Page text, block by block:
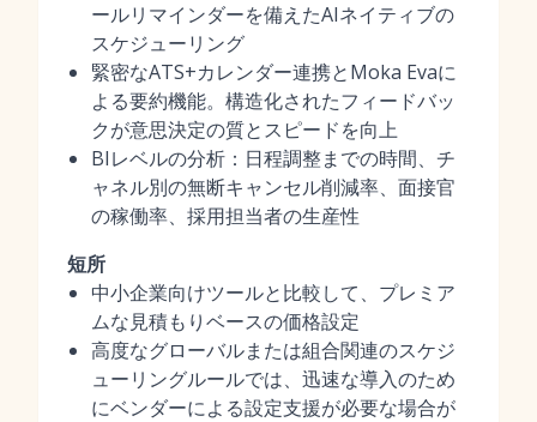
ールリマインダーを備えたAIネイティブの
スケジューリング
緊密なATS+カレンダー連携とMoka Evaに
よる要約機能。構造化されたフィードバッ
クが意思決定の質とスピードを向上
BIレベルの分析：日程調整までの時間、チ
ャネル別の無断キャンセル削減率、面接官
の稼働率、採用担当者の生産性
短所
中小企業向けツールと比較して、プレミア
ムな見積もりベースの価格設定
高度なグローバルまたは組合関連のスケジ
ューリングルールでは、迅速な導入のため
にベンダーによる設定支援が必要な場合が